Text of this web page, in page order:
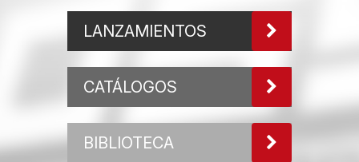
LANZAMIENTOS
CATÁLOGOS
BIBLIOTECA